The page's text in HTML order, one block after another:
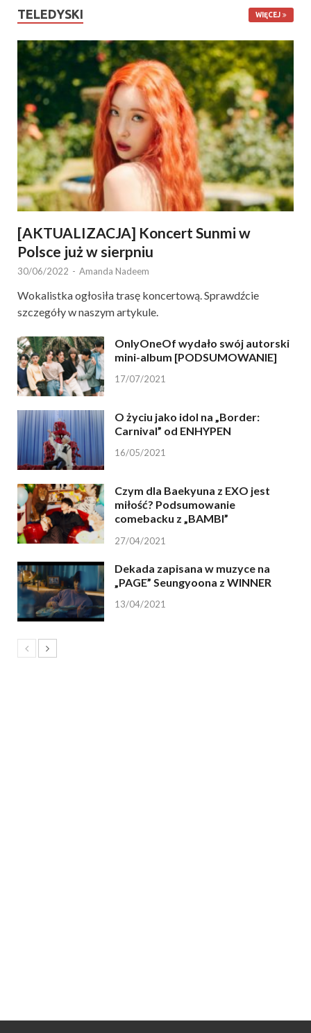
TELEDYSKI WIĘCEJ
[AKTUALIZACJA] Koncert Sunmi w
Polsce już w sierpniu
30/06/2022 - Amanda Nadeem
Wokalistka ogłosiła trasę koncertową. Sprawdźcie
szczegóły w naszym artykule.
OnlyOneOf wydało swój autorski
mini-album [PODSUMOWANIE]
17/07/2021
O życiu jako idol na „Border:
Carnival” od ENHYPEN
16/05/2021
Czym dla Baekyuna z EXO jest
miłość? Podsumowanie
comebacku z „BAMBI”
27/04/2021
Dekada zapisana w muzyce na
„PAGE” Seungyoona z WINNER
13/04/2021